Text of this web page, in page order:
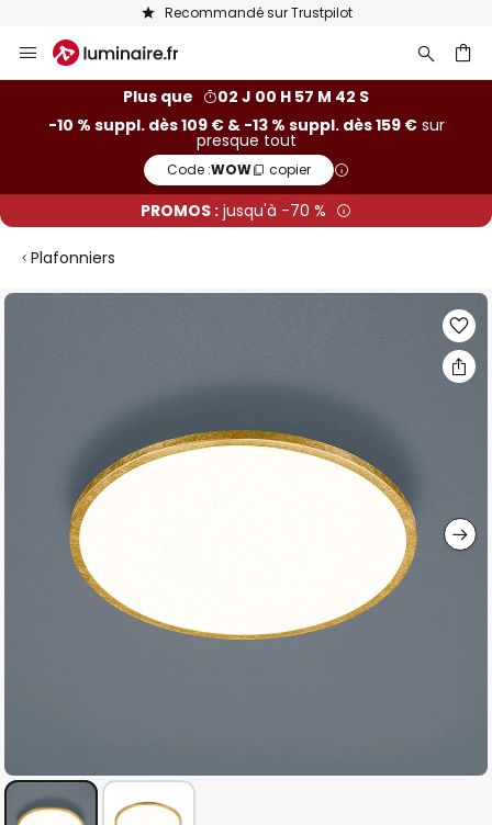
Recommandé sur Trustpilot
Allez
au
Plus que
02 J 00 H 57 M 41 S
-10 % suppl. dès 109 € & -13 % suppl. dès 159 €sur
presque tout
Code :WOW copier
PROMOS : jusqu'à -70 %
Plafonniers
Skip